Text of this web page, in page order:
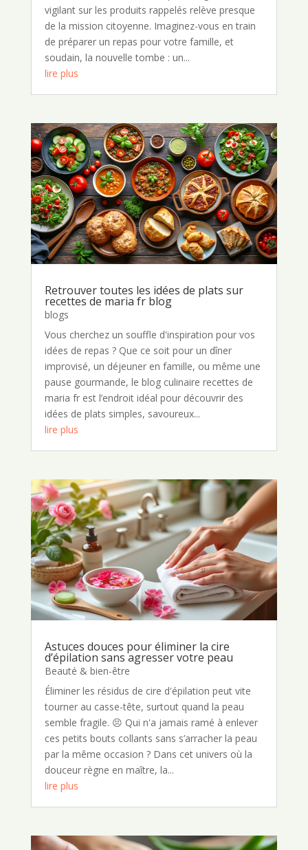
vigilant sur les produits rappelés relève presque
de la mission citoyenne. Imaginez-vous en train
de préparer un repas pour votre famille, et
soudain, la nouvelle tombe : un...
lire plus
Retrouver toutes les idées de plats sur
recettes de maria fr blog
blogs
Vous cherchez un souffle d'inspiration pour vos
idées de repas ? Que ce soit pour un dîner
improvisé, un déjeuner en famille, ou même une
pause gourmande, le blog culinaire recettes de
maria fr est l’endroit idéal pour découvrir des
idées de plats simples, savoureux...
lire plus
Astuces douces pour éliminer la cire
d’épilation sans agresser votre peau
Beauté & bien-être
Éliminer les résidus de cire d'épilation peut vite
tourner au casse-tête, surtout quand la peau
semble fragile. 😣 Qui n'a jamais ramé à enlever
ces petits bouts collants sans s’arracher la peau
par la même occasion ? Dans cet univers où la
douceur règne en maître, la...
lire plus